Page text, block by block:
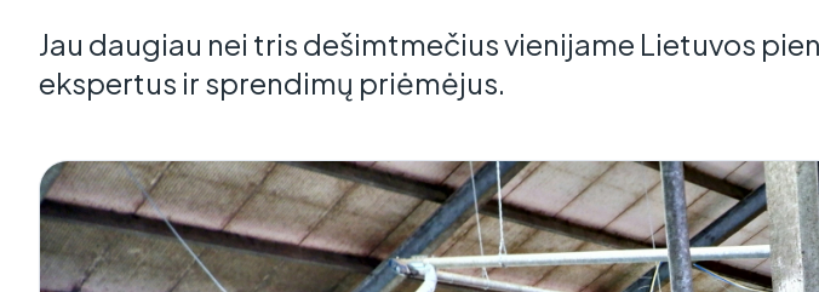
Jau daugiau nei tris dešimtmečius vienijame Lietuvos
ekspertus ir sprendimų priėmėjus.